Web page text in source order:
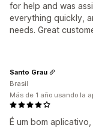
for help and was
everything quickly,
needs. Great
É um bom
Santo Grau
Brasil
Más de 1 año usando la